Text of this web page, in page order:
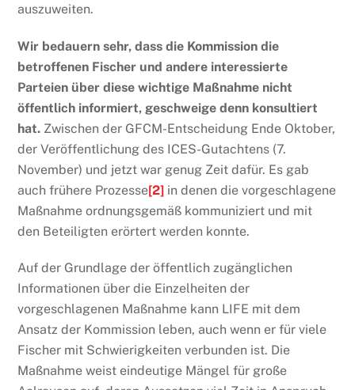
auszuweiten.
Wir bedauern sehr, dass die Kommission die
betroffenen Fischer und andere interessierte
Parteien über diese wichtige Maßnahme nicht
öffentlich informiert, geschweige denn konsultiert
hat. Zwischen der GFCM-Entscheidung Ende Oktober,
der Veröffentlichung des ICES-Gutachtens (7.
November) und jetzt war genug Zeit dafür. Es gab
auch frühere Prozesse[2] in denen die vorgeschlagene
Maßnahme ordnungsgemäß kommuniziert und mit
den Beteiligten erörtert werden konnte.
Auf der Grundlage der öffentlich zugänglichen
Informationen über die Einzelheiten der
vorgeschlagenen Maßnahme kann LIFE mit dem
Ansatz der Kommission leben, auch wenn er für viele
Fischer mit Schwierigkeiten verbunden ist. Die
Maßnahme weist eindeutige Mängel für große